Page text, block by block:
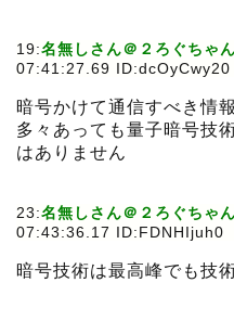
19:名無しさん＠２ろぐちゃ
07:41:27.69 ID:dcOyCwy20
暗号かけて通信すべき情
多々あっても量子暗号技
はありません
23:名無しさん＠２ろぐちゃ
07:43:36.17 ID:FDNHIjuh0
暗号技術は最高峰でも技